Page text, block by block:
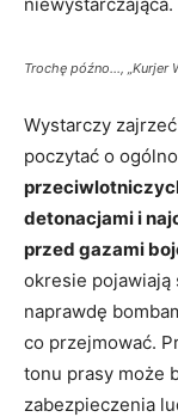
Trochę późno…, „Kurjer
Wystarczy
poczytać o
detonacjami i
przed gazami
okresie pojawiają
naprawdę
co przejmować.
tonu prasy może
zabezpieczenia